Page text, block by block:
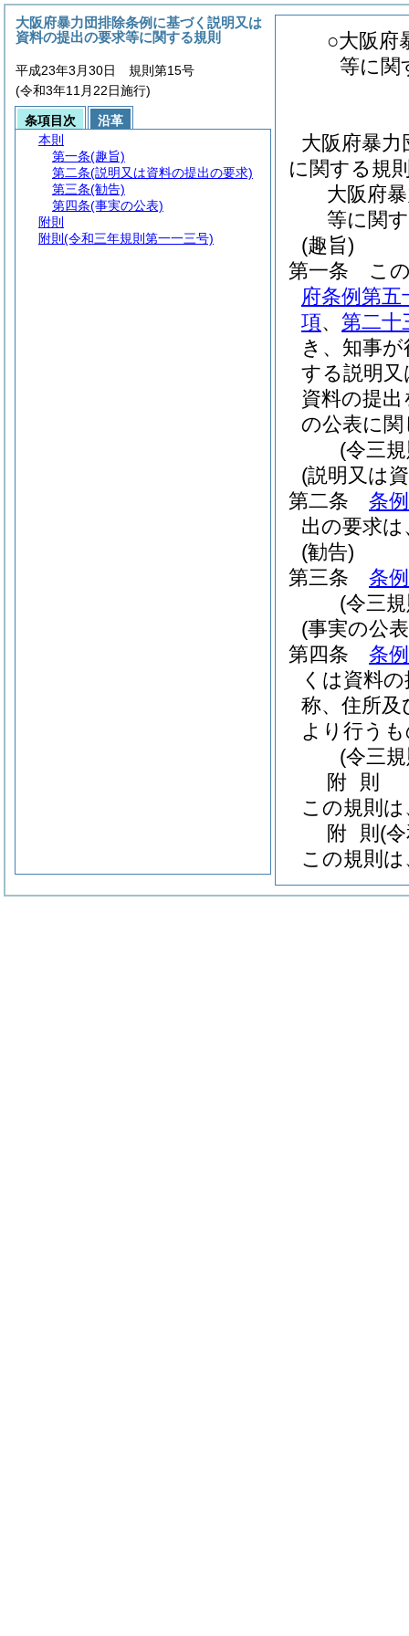
○大阪府
等に関
大阪府暴
に関する規
大阪府
等に関
(趣旨)
第一条
こ
府条例第
項、 第二十
き、知事
する説明
資料の提
の公表に
(令三
(説明又は
第二条
条
出の要求
(勧告)
第三条
条
(令三
(事実の公
第四条
条
くは資料
称、住所
より行う
(令三
附 則
この規則
附 則 (
この規則
大阪府暴力団排除条例に基づく説明又は
資料の提出の要求等に関する規則
平成23年3月30日 規則第15号
(令和3年11月22日施行)
条項目次
沿革
本則
第一条(趣旨)
第二条(説明又は資料の提出の要求)
第三条(勧告)
第四条(事実の公表)
附則
附則 (令和三年規則第一一三号)